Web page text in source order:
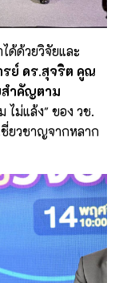
ด้ด้วยวิจัยและ
รย์ ดร.สุจริต คูณ
สำคัญตาม
ไม่แล้ง" ของ วช.
ชี่ยวชาญจากหลาก